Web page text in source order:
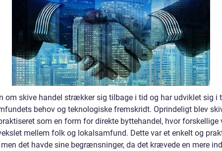
om skive handel strækker sig tilbage i tid og har udviklet sig i
behov og teknologiske fremskridt. Oprindeligt blev
som en form for direkte byttehandel, hvor forskellige
mellem folk og lokalsamfund. Dette var et enkelt og
det havde sine begrænsninger, da det krævede en mere